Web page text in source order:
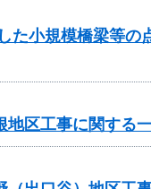
小規模橋梁等の
区工事に関する